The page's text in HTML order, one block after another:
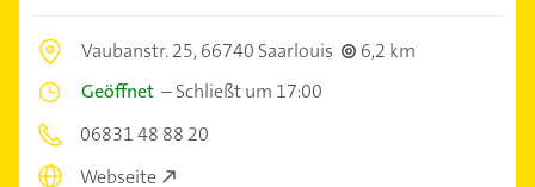
Vaubanstr. 25,66740 Saarlouis
6,2 km
Geöffnet –Schließt um 17:00
06831 48 88 20
Webseite